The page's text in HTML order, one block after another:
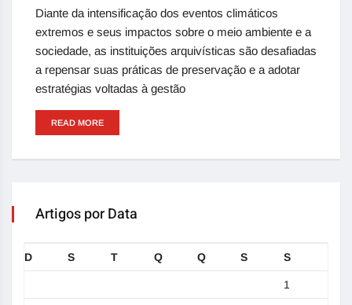
Diante da intensificação dos eventos climáticos
extremos e seus impactos sobre o meio ambiente e a
sociedade, as instituições arquivísticas são desafiadas
a repensar suas práticas de preservação e a adotar
estratégias voltadas à gestão
READ MORE
Artigos por Data
D S T Q Q S S
1